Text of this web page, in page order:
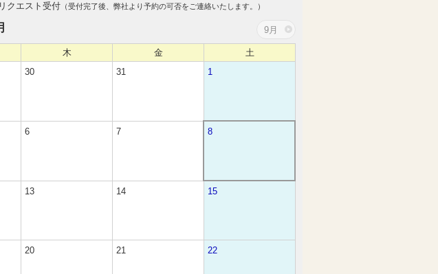
クエスト受付 （受付完了後、弊社より予約の可否をご連絡いたします。）
9月
木 金
土
30 31 1
6 7 8
13 14 15
20 21 22